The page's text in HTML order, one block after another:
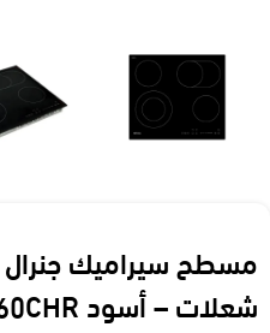
شعلات – أسود GSM60CHR